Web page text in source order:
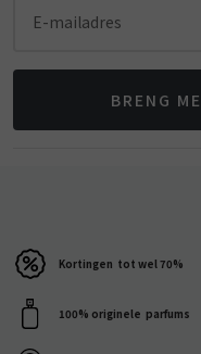
E-mailadres
BRENG
Kortingen tot wel 70%
100% originele parfums